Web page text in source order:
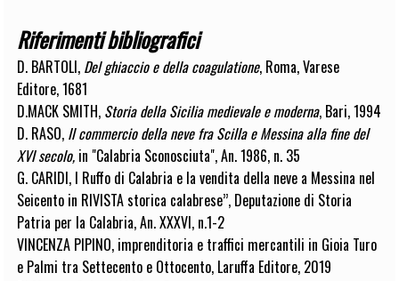
Riferimenti bibliografici
D. BARTOLI, Del ghiaccio e della coagulatione, Roma, Varese
Editore, 1681
D.MACK SMITH, Storia della Sicilia medievale e moderna, Bari, 1994
D. RASO, Il commercio della neve fra Scilla e Messina alla fine del
XVI secolo, in "Calabria Sconosciuta", An. 1986, n. 35
G. CARIDI, I Ruffo di Calabria e la vendita della neve a Messina nel
Seicento in RIVISTA storica calabrese’’, Deputazione di Storia
Patria per la Calabria, An. XXXVI, n.1-2
VINCENZA PIPINO, imprenditoria e traffici mercantili in Gioia Turo
e Palmi tra Settecento e Ottocento, Laruffa Editore, 2019